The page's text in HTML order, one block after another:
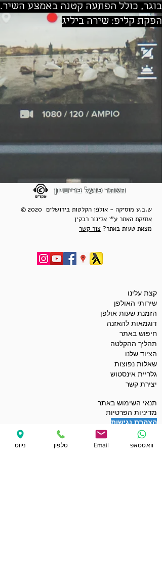
בוגר, כולל הפתעה קטנה באמצע השיר.
הפקת קליפ: שירה ביליג
האתר פועל ברישיון
© 2020 ש.ב.ע מוסיקה - אולפן הקלטות בירושלים
אחזקת האתר ע"י אלינור רבקין
מצאת טעות באתר? צור קשר
קצת עלינו
שירותי האולפן
הזמנת שעות אולפן
דוגמאות להאזנה
חיפוש באתר
תהליך ההקלטה
הציוד שלנו
שאלות נפוצות
גלריית אינסטוש
יצירת קשר
תנאי השימוש באתר
מדיניות הפרטיות
הצהרת נגישות
תנאים כלליים לשימוש בקופונים
מועדי ההקלטות שלי
ניווט טלפון Email וואטסאפ